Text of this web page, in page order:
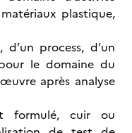
plastique,
process, d’un
le domaine du
après analyse
formulé, cuir ou